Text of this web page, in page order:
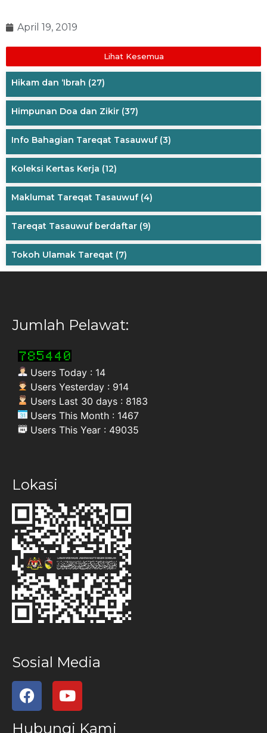
April 19, 2019
Lihat Kesemua
Hikam dan ‘Ibrah (27)
Himpunan Doa dan Zikir (37)
Info Bahagian Tareqat Tasauwuf(3)
Koleksi Kertas Kerja (12)
Maklumat Tareqat Tasauwuf(4)
Tareqat Tasauwuf berdaftar (9)
Tokoh Ulamak Tareqat (7)
Jumlah Pelawat:
Users Today : 14
Users Yesterday : 914
Users Last 30 days : 8183
Users This Month : 1467
Users This Year : 49035
Lokasi
Sosial Media
Hubungi Kami